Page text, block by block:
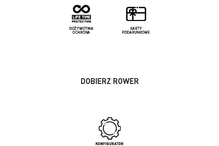
DOBIERZ ROWER